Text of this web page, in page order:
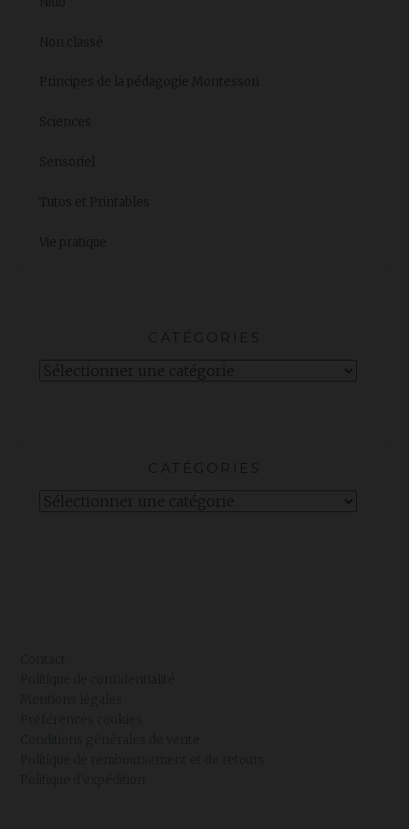
Non classé
Principes de la pédagogie Montessori
Sciences
Sensoriel
Tutos et Printables
Vie pratique
CATÉGORIES
Catégories
CATÉGORIES
Catégories